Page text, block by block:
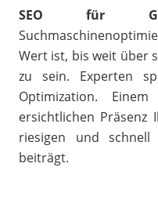
SEO für
Wert ist, bis weit über
zu sein. Experten
Optimization.
ersichtlichen Präsenz
riesigen und schnell
beiträgt.